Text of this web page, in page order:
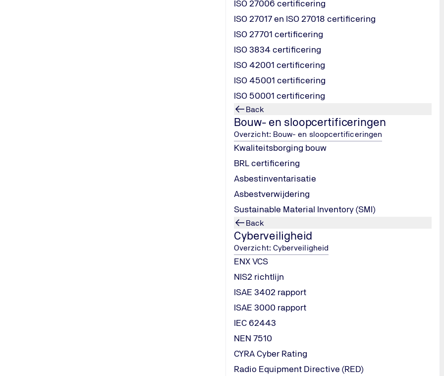
ISO 27006 certificering
ISO 27017 en ISO 27018 certificering
ISO 27701 certificering
ISO 3834 certificering
ISO 42001 certificering
ISO 45001 certificering
ISO 50001 certificering
Back
Bouw- en sloopcertificeringen
Overzicht: Bouw- en sloopcertificeringen
Kwaliteitsborging bouw
BRL certificering
Asbestinventarisatie
Asbestverwijdering
Sustainable Material Inventory (SMI)
Back
Cyberveiligheid
Overzicht: Cyberveiligheid
ENX VCS
NIS2 richtlijn
ISAE 3402 rapport
ISAE 3000 rapport
IEC 62443
NEN 7510
CYRA Cyber Rating
Radio Equipment Directive (RED)
Een ISAE 3000 / SOC 2-rapport is geen formaliteit, maar een krachtig middel om vertrouwen te winnen en je digitale
Uitbestede informatieprocessen zijn vaak lastig volledig te overzien. Een onafhankelijk rapport geeft aantoonbare
informatiebeveiliging op orde is en dat maatregelen effectief worden toegepast.
Steeds meer organisaties worden verplicht om verantwoording af te leggen over informatiebeveiliging, bijvoorbeeld
klanten. Met een ISAE 3000-rapport voldoe je aan deze eisen en toon je grip op je processen.
ISAE 3000 / SOC 2 is wereldwijd geaccepteerd en vergroot je geloofwaardigheid bij klanten, partners en auditors.
International Standard on Assurance Engagements
: geeft een momentopname – hoe zijn de processen ingericht op een bepaald tijdstip?
: toont aan hoe processen en maatregelen functioneren over een langere periode (minimaal zes maanden).
assurance-rapport
(geen certificaat). Dit rapport kan gedeeld worden
verbeterpunten worden vastgesteld, wordt dit opgenomen in het rapport – transparantie staat centraal.
ISAE 3000, ISAE 3402 en ISO 27001: wat is het verschil?
is een internationale norm voor informatiebeveiliging. Het gaat om een managementsysteem dat
resultaat is een certificaat, gebaseerd op een momentopname.
gaat verder: het rapport beschrijft de werking van beheersmaatregelen op het gebied van